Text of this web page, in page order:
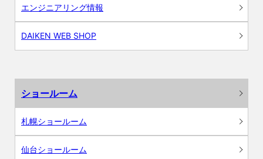
エンジニアリング情報
DAIKEN WEB SHOP
ショールーム
札幌ショールーム
仙台ショールーム